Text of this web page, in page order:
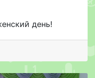
день!